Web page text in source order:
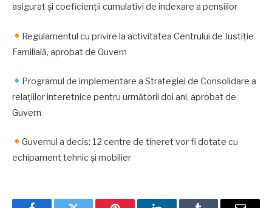
asigurat și coeficienții cumulativi de indexare a pensiilor
Regulamentul cu privire la activitatea Centrului de Justiție
Familială, aprobat de Guvern
Programul de implementare a Strategiei de Consolidare a
relațiilor interetnice pentru următorii doi ani, aprobat de
Guvern
Guvernul a decis: 12 centre de tineret vor fi dotate cu
echipament tehnic și mobilier